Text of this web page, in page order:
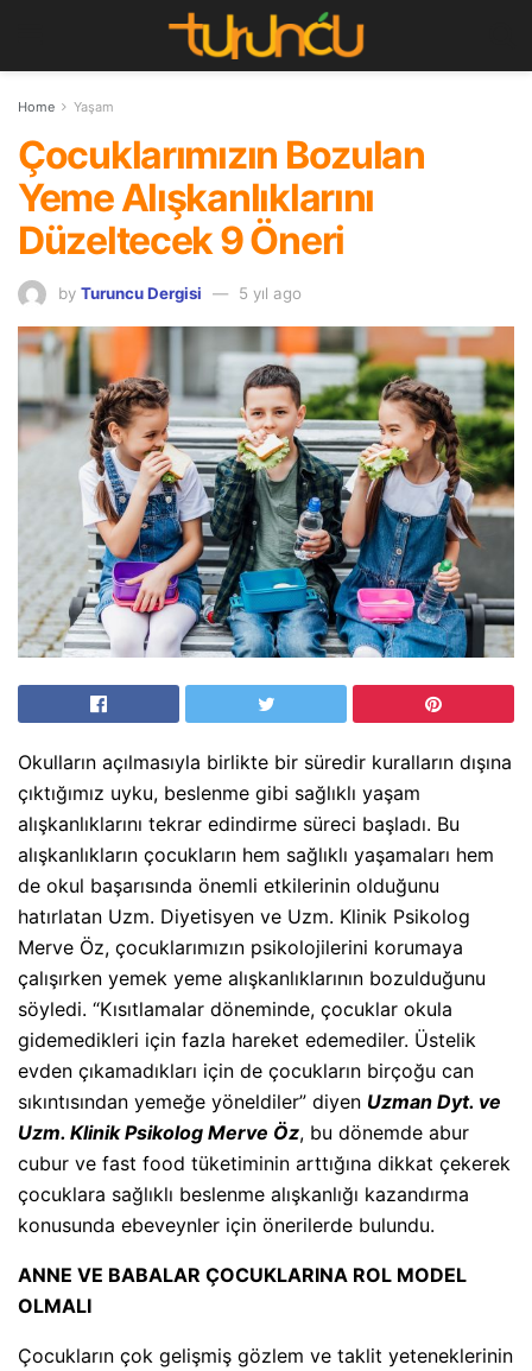
Home Yaşam
Çocuklarımızın Bozulan
Yeme Alışkanlıklarını
Düzeltecek 9 Öneri
by Turuncu Dergisi 5 yıl ago
Okulların açılmasıyla birlikte bir süredir kuralların dışına
çıktığımız uyku, beslenme gibi sağlıklı yaşam
alışkanlıklarını tekrar edindirme süreci başladı. Bu
alışkanlıkların çocukların hem sağlıklı yaşamaları hem
de okul başarısında önemli etkilerinin olduğunu
hatırlatan Uzm. Diyetisyen ve Uzm. Klinik Psikolog
Merve Öz, çocuklarımızın psikolojilerini korumaya
çalışırken yemek yeme alışkanlıklarının bozulduğunu
söyledi. “Kısıtlamalar döneminde, çocuklar okula
gidemedikleri için fazla hareket edemediler. Üstelik
evden çıkamadıkları için de çocukların birçoğu can
sıkıntısından yemeğe yöneldiler” diyen Uzman Dyt. ve
Uzm. Klinik Psikolog Merve Öz, bu dönemde abur
cubur ve fast food tüketiminin arttığına dikkat çekerek
çocuklara sağlıklı beslenme alışkanlığı kazandırma
konusunda ebeveynler için önerilerde bulundu.
ANNE VE BABALAR ÇOCUKLARINA ROL MODEL
OLMALI
Çocukların çok gelişmiş gözlem ve taklit yeteneklerinin